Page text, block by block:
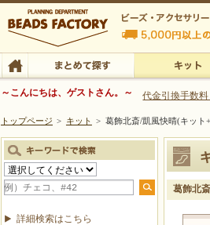
ビーズファクトリー ビーズ・パーツ・金具など
ビーズ・アクセサリ
ビーズ・アクセサリーの専門店 ビーズファクト
TOP まとめて探す
～こんにちは、ゲストさん。～ 代金引換手数
トップページ > キット > 葛飾北斎/凱風快晴(キット
葛飾北
詳細検索はこちら